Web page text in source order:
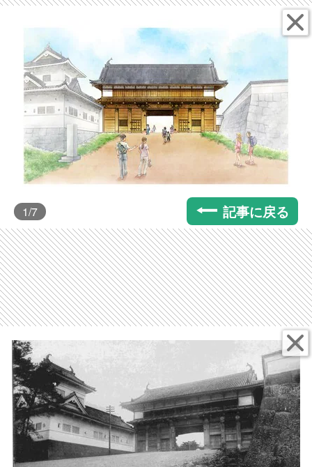
1/7 記事に戻る